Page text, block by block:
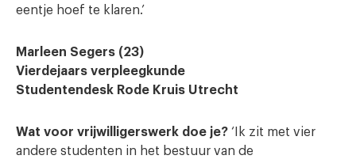
eentje hoef te klaren.’
Marleen Segers (23)
Vierdejaars verpleegkunde
Studentendesk Rode Kruis Utrecht
Wat voor vrijwilligerswerk doe je? ‘Ik zit met vier
andere studenten in het bestuur van de